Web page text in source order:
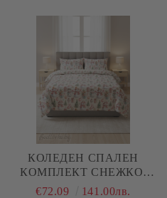
КОЛЕДЕН СПАЛЕН
КОМПЛЕКТ СНЕЖКО,
100% ПАМУК/ 5Д,
€72.09 141.00лв.